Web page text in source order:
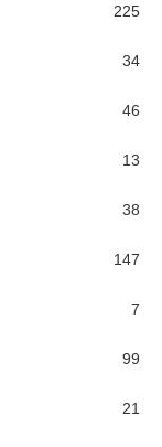
225
34
46
13
38
147
7
99
21